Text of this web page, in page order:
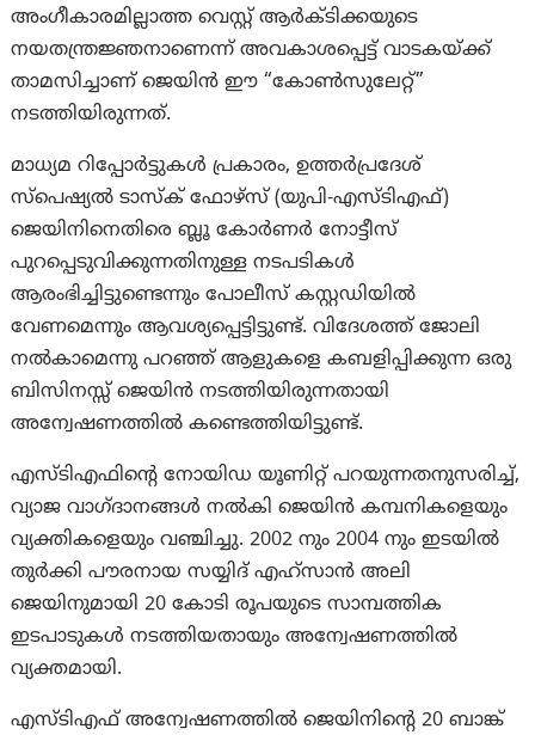
അംഗീകാരമില്ലാത്ത വെസ്റ്റ് ആർക്ടിക്കയുടെ
നയതന്ത്രജ്ഞനാണെന്ന് അവകാശപ്പെട്ട് വാടകയ്ക്ക്
താമസിച്ചാണ് ജെയിൻ ഈ “കോൺസുലേറ്റ്”
നടത്തിയിരുന്നത്.
മാധ്യമ റിപ്പോർട്ടുകൾ പ്രകാരം, ഉത്തർപ്രദേശ്
സ്പെഷ്യൽ ടാസ്‌ക് ഫോഴ്‌സ് (യുപി-എസ്ടിഎഫ്)
ജെയിനിനെതിരെ ബ്ലൂ കോർണർ നോട്ടീസ്
പുറപ്പെടുവിക്കുന്നതിനുള്ള നടപടികൾ
ആരംഭിച്ചിട്ടുണ്ടെന്നും പോലീസ് കസ്റ്റഡിയിൽ
വേണമെന്നും ആവശ്യപ്പെട്ടിട്ടുണ്ട്. വിദേശത്ത് ജോലി
നൽകാമെന്നു പറഞ്ഞ് ആളുകളെ കബളിപ്പിക്കുന്ന ഒരു
ബിസിനസ്സ് ജെയിൻ നടത്തിയിരുന്നതായി
അന്വേഷണത്തിൽ കണ്ടെത്തിയിട്ടുണ്ട്.
എസ്ടിഎഫിന്റെ നോയിഡ യൂണിറ്റ് പറയുന്നതനുസരിച്ച്,
വ്യാജ വാഗ്ദാനങ്ങൾ നൽകി ജെയിൻ കമ്പനികളെയും
വ്യക്തികളെയും വഞ്ചിച്ചു. 2002 നും 2004 നും ഇടയിൽ
തുർക്കി പൗരനായ സയ്യിദ് എഹ്സാൻ അലി
ജെയിനുമായി 20 കോടി രൂപയുടെ സാമ്പത്തിക
ഇടപാടുകൾ നടത്തിയതായും അന്വേഷണത്തിൽ
വ്യക്തമായി.
എസ്ടിഎഫ് അന്വേഷണത്തിൽ ജെയിനിന്റെ 20 ബാങ്ക്